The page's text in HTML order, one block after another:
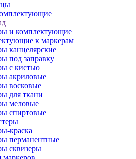
и комплектующие
к маркерам
канцелярские
под заправку
с кистью
акриловые
восковые
для ткани
меловые
спиртовые
краска
перманентные
сквизеры